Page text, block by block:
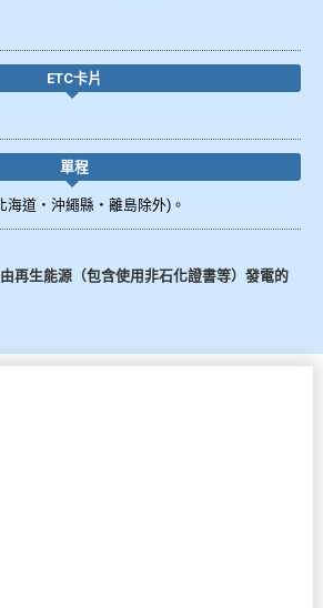
ETC卡片
單程
道・沖繩縣・離島除外)。
再生能源（包含使用非石化證書等）發電的